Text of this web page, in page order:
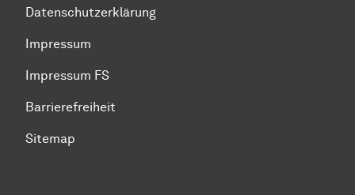
Datenschutzerklärung
Impressum
Impressum FS
Barrierefreiheit
Sitemap